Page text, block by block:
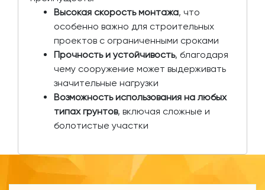
Высокая скорость монтажа, что
особенно важно для строительных
проектов с ограниченными сроками
Прочность и устойчивость, благодаря
чему сооружение может выдерживать
значительные нагрузки
Возможность использования на любых
типах грунтов, включая сложные и
болотистые участки